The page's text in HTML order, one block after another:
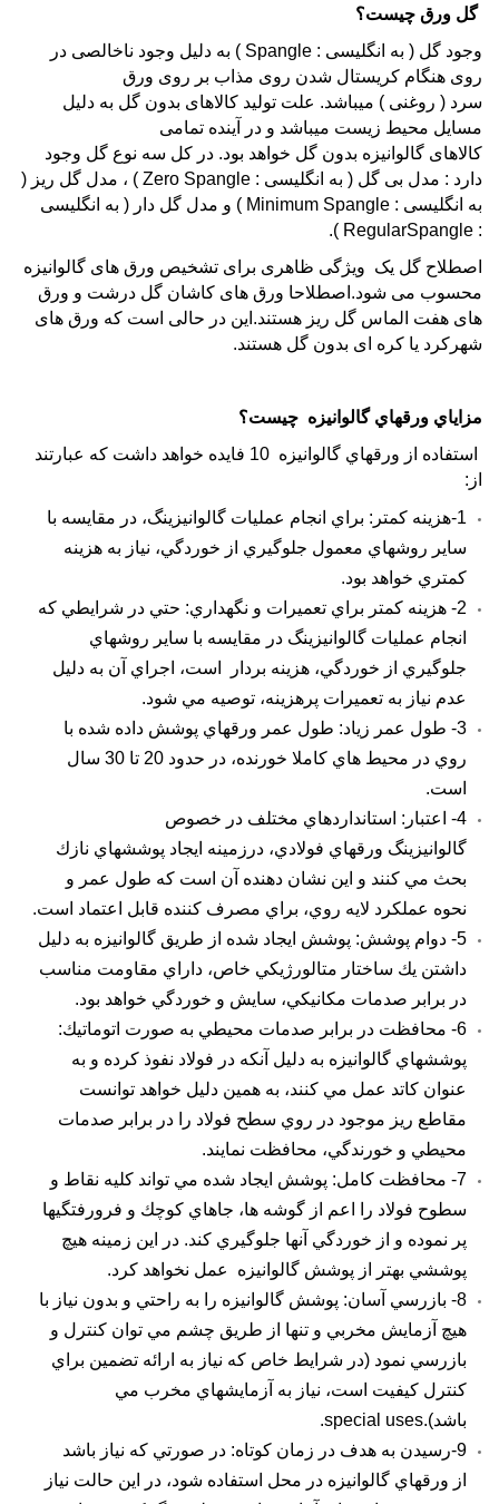
گل ورق چیست؟
وجود گل ( به انگلیسی : Spangle ) به دلیل وجود ناخالصی در
روی هنگام کریستال شدن روی مذاب بر روی ورق
سرد ( روغنی ) میباشد. علت تولید کالاهای بدون گل به دلیل
مسایل محیط زیست میباشد و در آینده تمامی
کالاهای گالوانیزه بدون گل خواهد بود. در کل سه نوع گل وجود
دارد : مدل بی گل ( به انگلیسی : Zero Spangle ) ، مدل گل ریز (
به انگلیسی : Minimum Spangle ) و مدل گل دار ( به انگلیسی
: RegularSpangle ).
اصطلاح گل یک ویژگی ظاهری برای تشخیص ورق های گالوانیزه
محسوب می شود.اصطلاحا ورق های کاشان گل درشت و ورق
های هفت الماس گل ریز هستند.این در حالی است که ورق های
شهرکرد یا کره ای بدون گل هستند.
مزاياي ورقهاي گالوانيزه چيست؟
استفاده از ورقهاي گالوانيزه
10 فايده خواهد داشت كه عبارتند
از:
1-هزينه كمتر: براي انجام عمليات گالوانيزينگ، در مقايسه با
ساير روشهاي معمول جلوگيري از خوردگي، نياز به هزينه
كمتري خواهد بود.
2- هزينه كمتر براي تعميرات و نگهداري: حتي در شرايطي كه
انجام عمليات گالوانيزينگ در مقايسه با ساير روشهاي
جلوگيري از خوردگي، هزينه بردار است، اجراي آن به دليل
عدم نياز به تعميرات پرهزينه‏، توصيه مي شود.
3- طول عمر زياد: طول عمر ورقهاي پوشش داده شده با
روي‏ در محيط هاي كاملا خورنده، در حدود 20 تا 30 سال
است.
4- اعتبار: استانداردهاي مختلف در خصوص
گالوانيزينگ ورقهاي فولادي، درزمينه ايجاد پوششهاي نازك
بحث مي كنند و اين نشان دهنده آن است كه طول عمر و
نحوه عملكرد لايه روي‏، براي مصرف كننده قابل اعتماد است.
5- دوام پوشش: پوشش ايجاد شده از طريق
گالوانيزه به دليل
داشتن يك ساختار متالورژيكي خاص، داراي مقاومت مناسب
در برابر صدمات مكانيكي، سايش و خوردگي خواهد بود.
6- محافظت در برابر صدمات محيطي به صورت اتوماتيك:
پوششهاي گالوانيزه به دليل آنكه در فولاد نفوذ كرده و به
عنوان كاتد عمل مي كنند، به همين دليل خواهد توانست
مقاطع ريز موجود در روي سطح فولاد را در برابر صدمات
محيطي و خورندگي، محافظت نمايند.
7- محافظت كامل: پوشش ايجاد شده مي تواند كليه نقاط و
سطوح فولاد را اعم از گوشه ها، جاهاي كوچك و فرورفتگيها
پر نموده و از خوردگي آنها جلوگيري كند. در اين زمينه هيچ
پوششي بهتر از پوشش گالوانيزه
عمل نخواهد كرد.
8- بازرسي آسان: پوشش گالوانيزه را به راحتي و بدون نياز با
هيچ آزمايش مخربي و تنها از طريق چشم مي توان كنترل و
بازرسي نمود (در شرايط خاص كه نياز به ارائه تضمين براي
كنترل كيفيت است، نياز به آزمايشهاي مخرب مي
باشد).special uses.
9-رسيدن به هدف در زمان كوتاه: در صورتي كه نياز باشد
از ورقهاي گالوانيزه در محل استفاده شود، در اين حالت نياز